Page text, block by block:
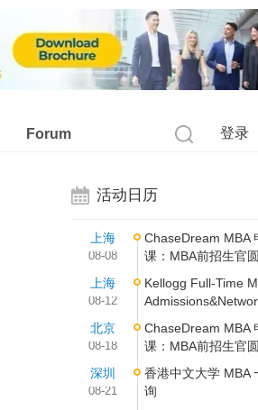
Forum 登录
活动日历
上海
08-08
ChaseDream MBA
课：MBA前招生官
上海
08-12
Kellogg Full-Time
北京
08-18
ChaseDream MBA
课：MBA前招生官
深圳
08-21
香港中文大学 MBA
询